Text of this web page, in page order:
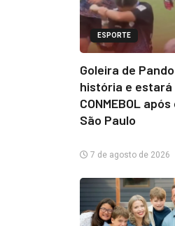
ESPORTE
Goleira de
história e estará
CONMEBOL
São Paulo
7 de agosto de 2026